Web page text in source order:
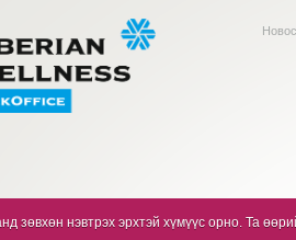
зөвхөн нэвтрэх эрхтэй хүмүүс орно. Та